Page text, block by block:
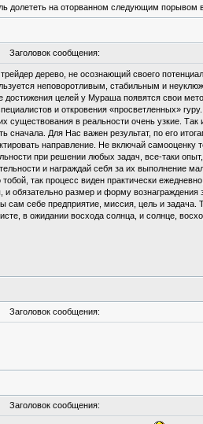
долететь на оторванном следующим порывом
Заголовок сообщения:
дерево, не осознающий своего
неповоротливым, стабильным и
целей у Мураша появятся свои
и откровения «просветленных»
существования в реальности очень узкие.
сначала. Для Нас важен результат, по его
направление. Не включай
при решении любых задач, все-таки
и награждай себя за их выполнение
так процесс виден практически
обязательно размер и форму
сам себе предприятие, миссия, цель и
в ожидании восхода солнца, и солнце,
Заголовок сообщения:
Заголовок сообщения: